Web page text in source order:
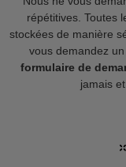
répétitives. Toutes
stockées de manière
vous demandez
formulaire de
jamais